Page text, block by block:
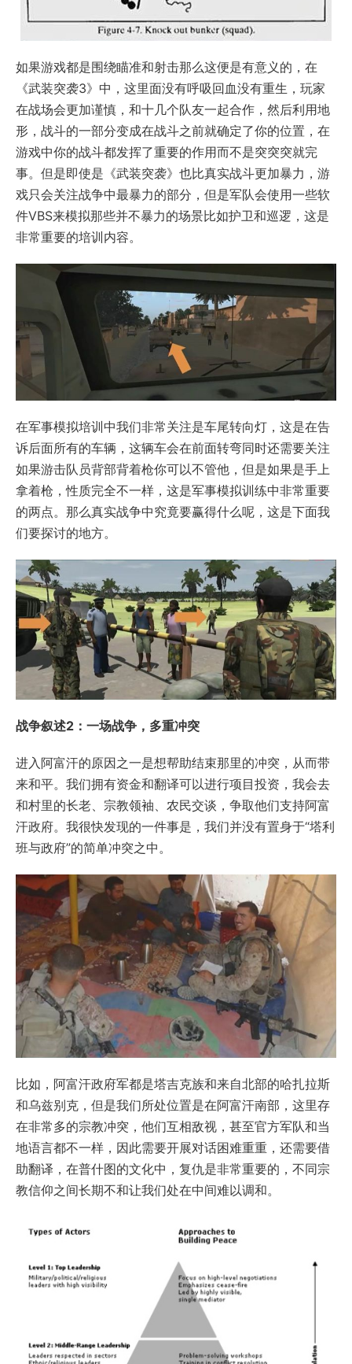
如果游戏都是围绕瞄准和射击那么这便是有意义的，在
《武装突袭3》中，这里面没有呼吸回血没有重生，玩家
在战场会更加谨慎，和十几个队友一起合作，然后利用地
形，战斗的一部分变成在战斗之前就确定了你的位置，在
游戏中你的战斗都发挥了重要的作用而不是突突突就完
事。但是即使是《武装突袭》也比真实战斗更加暴力，游
戏只会关注战争中最暴力的部分，但是军队会使用一些软
件VBS来模拟那些并不暴力的场景比如护卫和巡逻，这是
非常重要的培训内容。
在军事模拟培训中我们非常关注是车尾转向灯，这是在告
诉后面所有的车辆，这辆车会在前面转弯同时还需要关注
如果游击队员背部背着枪你可以不管他，但是如果是手上
拿着枪，性质完全不一样，这是军事模拟训练中非常重要
的两点。那么真实战争中究竟要赢得什么呢，这是下面我
们要探讨的地方。
战争叙述2：一场战争，多重冲突
进入阿富汗的原因之一是想帮助结束那里的冲突，从而带
来和平。我们拥有资金和翻译可以进行项目投资，我会去
和村里的长老、宗教领袖、农民交谈，争取他们支持阿富
汗政府。我很快发现的一件事是，我们并没有置身于“塔利
班与政府”的简单冲突之中。
比如，阿富汗政府军都是塔吉克族和来自北部的哈扎拉斯
和乌兹别克，但是我们所处位置是在阿富汗南部，这里存
在非常多的宗教冲突，他们互相敌视，甚至官方军队和当
地语言都不一样，因此需要开展对话困难重重，还需要借
助翻译，在普什图的文化中，复仇是非常重要的，不同宗
教信仰之间长期不和让我们处在中间难以调和。